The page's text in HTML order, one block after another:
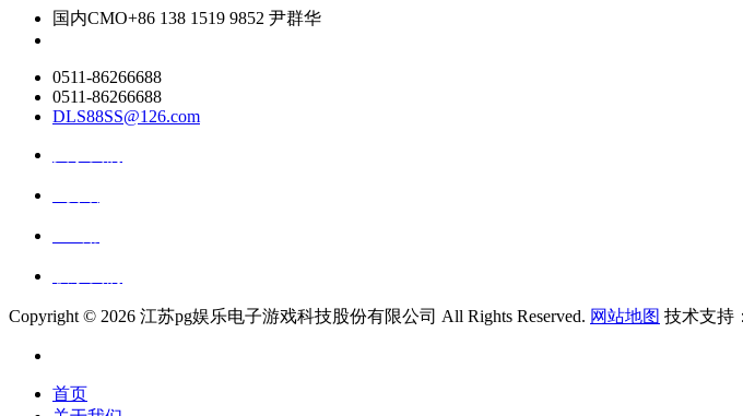
国内CMO+86 138 1519 9852 尹群华
0511-86266688
0511-86266688
DLS88SS@126.com
Copyright © 2026 江苏pg娱乐电子游戏科技股份有限公司 All Rights Reserved. 网站地图 技术支持：
首页